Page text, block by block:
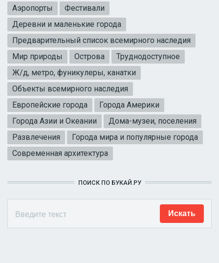
Аэропорты
Фестивали
Деревни и маленькие города
Предварительный список всемирного наследия
Мир природы
Острова
Труднодоступное
Ж/д, метро, фуникулеры, канатки
Объекты всемирного наследия
Европейские города
Города Америки
Города Азии и Океании
Дома-музеи, поселения
Развлечения
Города мира и популярные города
Современная архитектура
ПОИСК ПО БУКАЙ.РУ